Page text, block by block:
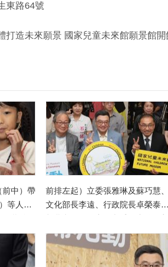
東路64號
打造未來願景 國家兒童未來館願景館
前中）帶
等人參
，透過設
未館的多
前排左起）立委張雅琳及蘇巧慧、
文化部長李遠、行政院長卓榮泰、
國華盛頓國家兒童博物館顧問潔
卡・哈維（Jessica Harvey），以
及日本東京玩具美術館部長石井今